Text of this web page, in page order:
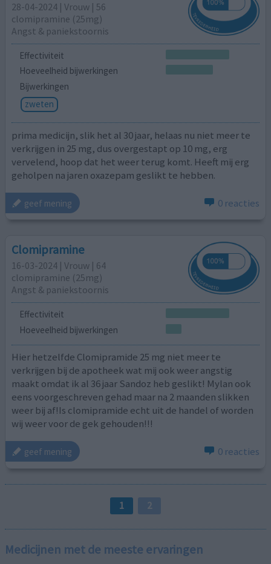
28-04-2024 | Vrouw | 56
clomipramine (25mg)
Angst & paniekstoornis
Effectiviteit
Hoeveelheid bijwerkingen
Bijwerkingen
zweten
prima medicijn, slik het al 30 jaar, helaas nu niet meer te
verkrijgen in 25 mg, dus overgestapt op 10 mg, erg
vervelend, hoop dat het weer terug komt. Heeft mij erg
geholpen na jaren oxazepam geslikt te hebben.
geef mening 0 reacties
Clomipramine
16-03-2024 | Vrouw | 64
clomipramine (25mg)
Angst & paniekstoornis
Effectiviteit
Hoeveelheid bijwerkingen
Hier hetzelfde Clomipramide 25 mg niet meer te
verkrijgen bij de apotheek wat mij ook weer angstig
maakt omdat ik al 36 jaar Sandoz heb geslikt! Mylan ook
eens voorgeschreven gehad maar na 2 maanden slikken
weer bij af!Is clomipramide echt uit de handel of worden
wij weer voor de gek gehouden!!!
geef mening 0 reacties
1 2
Medicijnen met de meeste ervaringen